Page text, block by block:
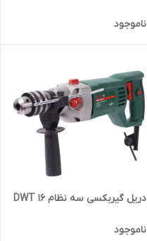
ناموجود
دریل گیربکسی سه نظام ۱۶ DWT
ناموجود